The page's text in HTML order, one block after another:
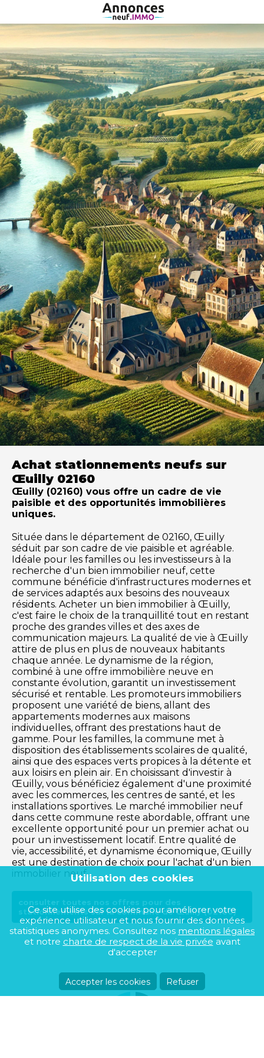
Achat stationnements neufs sur
Œuilly 02160
Œuilly (02160) vous offre un cadre de vie
paisible et des opportunités immobilières
uniques.
Située dans le département de 02160, Œuilly
séduit par son cadre de vie paisible et agréable.
Idéale pour les familles ou les investisseurs à la
recherche d'un bien immobilier neuf, cette
commune bénéficie d'infrastructures modernes et
de services adaptés aux besoins des nouveaux
résidents. Acheter un bien immobilier à Œuilly,
c'est faire le choix de la tranquillité tout en restant
proche des grandes villes et des axes de
communication majeurs. La qualité de vie à Œuilly
attire de plus en plus de nouveaux habitants
chaque année. Le dynamisme de la région,
combiné à une offre immobilière neuve en
constante évolution, garantit un investissement
sécurisé et rentable. Les promoteurs immobiliers
proposent une variété de biens, allant des
appartements modernes aux maisons
individuelles, offrant des prestations haut de
gamme. Pour les familles, la commune met à
disposition des établissements scolaires de qualité,
ainsi que des espaces verts propices à la détente et
aux loisirs en plein air. En choisissant d'investir à
Œuilly, vous bénéficiez également d'une proximité
avec les commerces, les centres de santé, et les
installations sportives. Le marché immobilier neuf
dans cette commune reste abordable, offrant une
excellente opportunité pour un premier achat ou
pour un investissement locatif. Entre qualité de
vie, accessibilité, et dynamisme économique, Œuilly
est une destination de choix pour l'achat d'un bien
immobilier neuf.
consulter toutes nos offres pour des
stationnements sur la commune de Œuilly (02160)
Utilisation des cookies
Ce site utilise des cookies pour améliorer votre
expérience utilisateur et nous fournir des données
statistiques anonymes. Consultez nos mentions légales
et notre charte de respect de la vie privée avant
d'accepter
Accepter les cookies Refuser